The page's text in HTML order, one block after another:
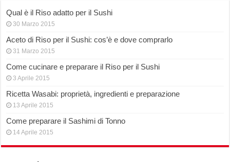
Qual è il Riso adatto per il Sushi
30 Marzo 2015
Aceto di Riso per il Sushi: cos’è e dove comprarlo
31 Marzo 2015
Come cucinare e preparare il Riso per il Sushi
3 Aprile 2015
Ricetta Wasabi: proprietà, ingredienti e preparazione
13 Aprile 2015
Come preparare il Sashimi di Tonno
14 Aprile 2015